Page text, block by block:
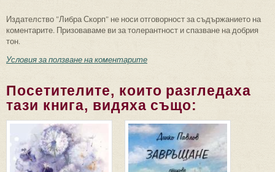
Издателство "Либра Скорп" не носи отговорност за съдържанието на
коментарите. Призоваваме ви за толерантност и спазване на добрия
тон.
Условия за ползване на коментарите
Посетителите, които разгледаха
тази книга, видяха също: